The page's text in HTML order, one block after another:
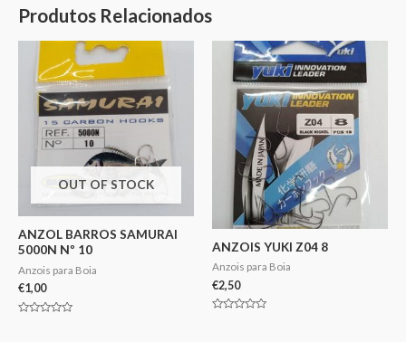
Produtos Relacionados
OUT OF STOCK
ANZOL BARROS SAMURAI
5000N Nº 10
Anzois para Boia
€1,00
ANZOIS YUKI Z04 8
Anzois para Boia
€2,50